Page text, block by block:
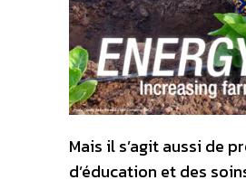
Mais il s’agit aussi de
d’éducation et des